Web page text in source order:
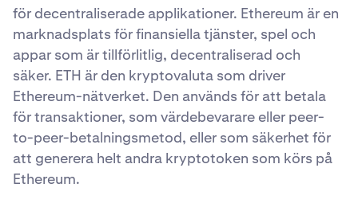
för decentraliserade applikationer. Ethereum är en
marknadsplats för finansiella tjänster, spel och
appar som är tillförlitlig, decentraliserad och
säker. ETH är den kryptovaluta som driver
Ethereum-nätverket. Den används för att betala
för transaktioner, som värdebevarare eller peer-
to-peer-betalningsmetod, eller som säkerhet för
att generera helt andra kryptotoken som körs på
Ethereum.